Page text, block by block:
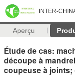
INTER-
Aperçu
Étude de cas:
découpe à
coupeuse à